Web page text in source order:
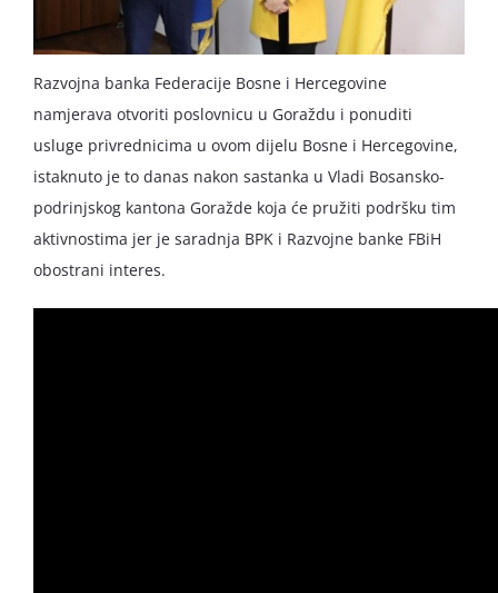
Razvojna banka Federacije Bosne i Hercegovine
namjerava otvoriti poslovnicu u Goraždu i ponuditi
usluge privrednicima u ovom dijelu Bosne i Hercegovine,
istaknuto je to danas nakon sastanka u Vladi Bosansko-
podrinjskog kantona Goražde koja će pružiti podršku tim
aktivnostima jer je saradnja BPK i Razvojne banke FBiH
obostrani interes.